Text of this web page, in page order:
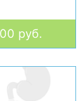
руб.